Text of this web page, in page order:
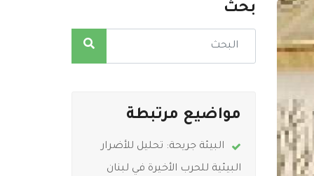
بحث
مواضيع مرتبطة
البيئة جريحة: تحليل للأضرار
البيئية للحرب الأخيرة في لبنان